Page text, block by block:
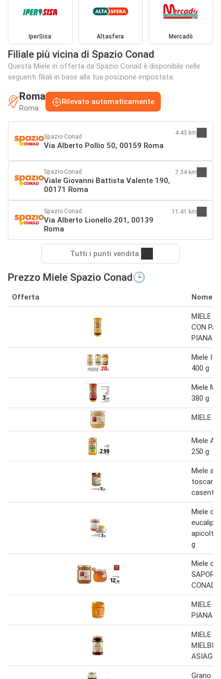
IperSisa Altasfera Mercadò
Filiale più vicina di Spazio Conad
Questa Miele in offerta da Spazio Conad è disponibile nelle
seguenti filiali in base alla tua posizione impostata:
Roma
Roma
Rilevato automaticamente
Spazio Conad
Via Alberto Pollio 50, 00159 Roma
4.43 km
Spazio Conad
Viale Giovanni Battista Valente 190,
00171 Roma
7.34 km
Spazio Conad
Via Alberto Lionello 201, 00139
Roma
11.41 km
Tutti i punti vendita
Prezzo Miele Spazio Conad🕒
Offerta Nome
MIELE
CON
PIANA
Miele
400 g
Miele
380 g
MIELE
Miele
250 g
Miele
toscano
Miele di
g
Miele di
SAPORI
CONAD
MIELE
PIANA
MIELE
MIELBIO
ASIAGO
Grano